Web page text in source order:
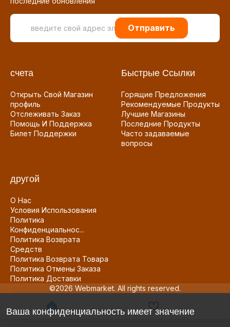
Отправить
счета
Открыть Свой Магазин
профиль
Отслеживать Заказ
Помощь И Поддержка
Билет Поддержки
Быстрые Ссылки
Горящие Предложения
Рекомендуемые Продукты
Лучшие Магазины
Последние Продукты
Часто задаваемые
вопросы
другой
О Нас
Условия Использования
Политика
Конфиденциальнос...
Политика Возврата
Средств
Политика Возврата Товара
Политика Отмены Заказа
Политика Доставки
©2026 Webmarket. All rights reserved.
Ваша конфиденциальность имеет значение